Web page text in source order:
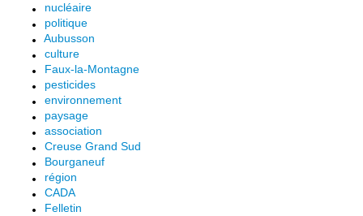
nucléaire
politique
Aubusson
culture
Faux-la-Montagne
pesticides
environnement
paysage
association
Creuse Grand Sud
Bourganeuf
région
CADA
Felletin